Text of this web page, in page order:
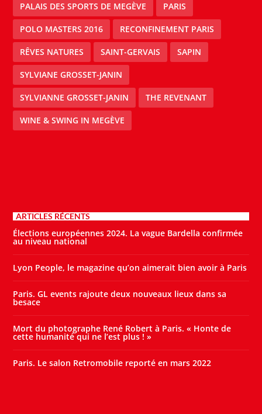
PALAIS DES SPORTS DE MEGÈVE PARIS
POLO MASTERS 2016 RECONFINEMENT PARIS
RÊVES NATURES SAINT-GERVAIS SAPIN
SYLVIANE GROSSET-JANIN
SYLVIANNE GROSSET-JANIN THE REVENANT
WINE & SWING IN MEGÈVE
ARTICLES RÉCENTS
Élections européennes 2024. La vague Bardella confirmée
au niveau national
Lyon People, le magazine qu’on aimerait bien avoir à Paris
Paris. GL events rajoute deux nouveaux lieux dans sa
besace
Mort du photographe René Robert à Paris. « Honte de
cette humanité qui ne l’est plus ! »
Paris. Le salon Retromobile reporté en mars 2022